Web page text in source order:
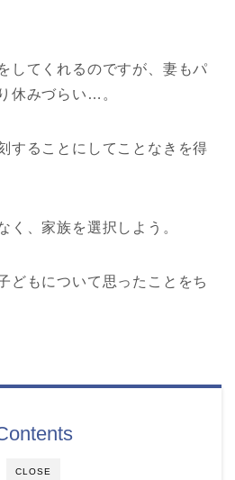
してくれるのですが、妻もパ
休みづらい…。
することにしてことなきを得
く、家族を選択しよう。
どもについて思ったことをち
CLOSE